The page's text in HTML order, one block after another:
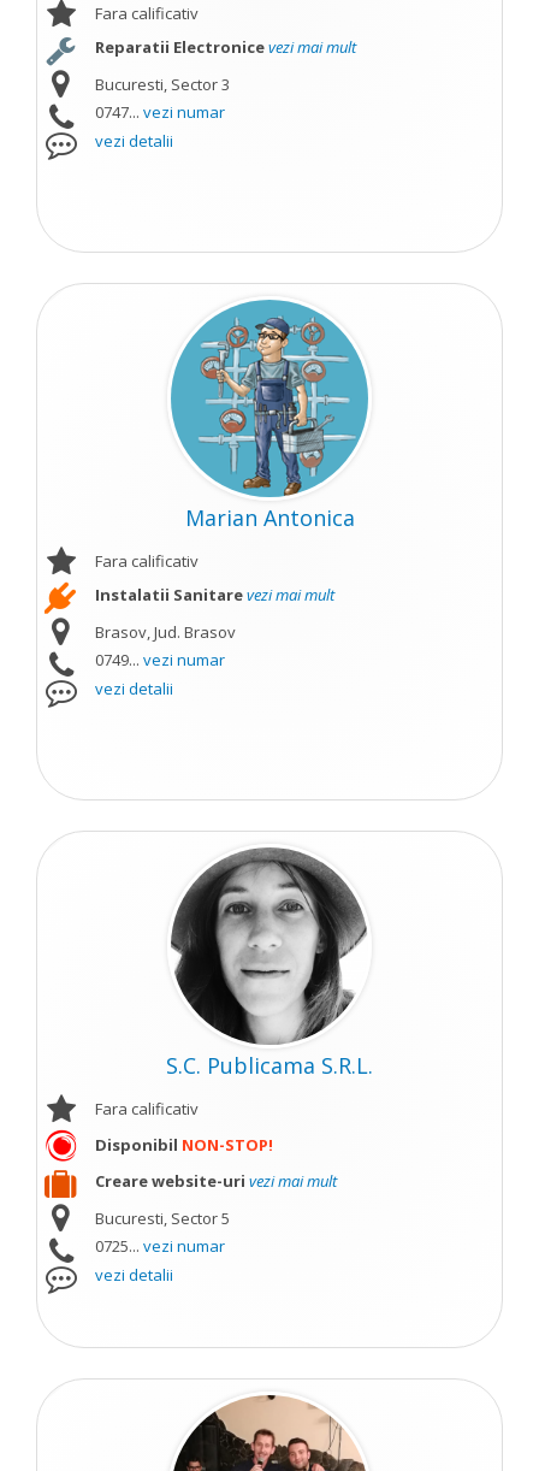
Fara calificativ
Reparatii Electronicevezi mai mult
Bucuresti, Sector 3
0747... vezi numar
vezi detalii
Marian Antonica
Fara calificativ
Instalatii Sanitarevezi mai mult
Brasov, Jud. Brasov
0749... vezi numar
vezi detalii
S.C. Publicama S.R.L.
Fara calificativ
Disponibil NON-STOP!
Creare website-uri vezi mai mult
Bucuresti, Sector 5
0725... vezi numar
vezi detalii